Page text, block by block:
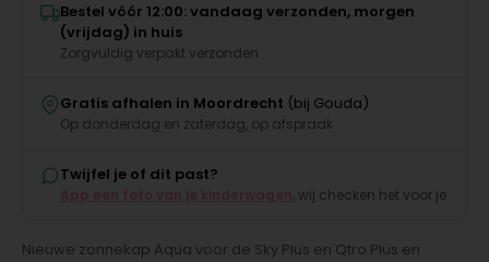
Bestel vóór 12:00: vandaag verzonden, morgen
(vrijdag) in huis
Zorgvuldig verpakt verzonden
Gratis afhalen in Moordrecht (bij Gouda)
Op donderdag en zaterdag, op afspraak
Twijfel je of dit past?
, wij checken het voor je
Nieuwe zonnekap Aqua voor de Sky Plus en Qtro Plus en